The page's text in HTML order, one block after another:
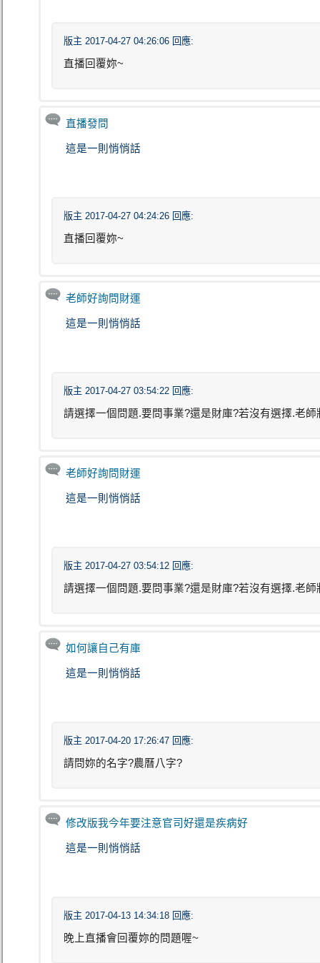
版主 2017-04-27 04:26:06 回應:
直播回覆妳~
直播發問
這是一則悄悄話
版主 2017-04-27 04:24:26 回應:
直播回覆妳~
老師好詢問財運
這是一則悄悄話
版主 2017-04-27 03:54:22 回應:
請選擇一個問題.要問事業?還是財庫?若沒有選擇.老
老師好詢問財運
這是一則悄悄話
版主 2017-04-27 03:54:12 回應:
請選擇一個問題.要問事業?還是財庫?若沒有選擇.老
如何讓自己有庫
這是一則悄悄話
版主 2017-04-20 17:26:47 回應:
請問妳的名字?農曆八字?
修改版我今年要注意官司好還是疾病好
這是一則悄悄話
版主 2017-04-13 14:34:18 回應:
晚上直播會回覆妳的問題喔~